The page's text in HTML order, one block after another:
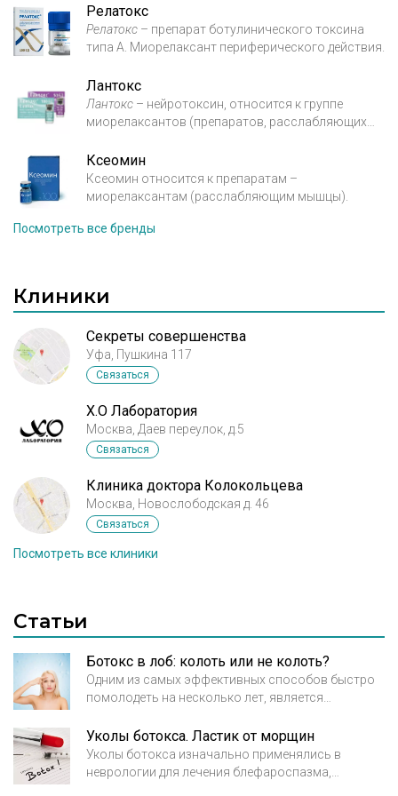
Релатокс
Релатокс – препарат ботулинического токсина
типа А. Миорелаксант периферического действия.
Лантокс
Лантокс – нейротоксин, относится к группе
миорелаксантов (препаратов, расслабляющих
Ксеомин
Ксеомин относится к препаратам –
миорелаксантам (расслабляющим мышцы).
Посмотреть все бренды
Клиники
Секреты совершенства
Уфа, Пушкина 117
Связаться
X.O Лаборатория
Москва, Даев переулок, д.5
Связаться
Клиника доктора Колокольцева
Москва, Новослободская д. 46
Связаться
Посмотреть все клиники
Статьи
Ботокс в лоб: колоть или не колоть?
Одним из самых эффективных способов быстро
помолодеть на несколько лет, является
процедура очень распространенная, на Западе её
делают в обеденный перерыв, от чего она и
получила своё второе название «обеденной
Уколы ботокса. Ластик от морщин
Уколы ботокса изначально применялись в
неврологии для лечения блефароспазма,